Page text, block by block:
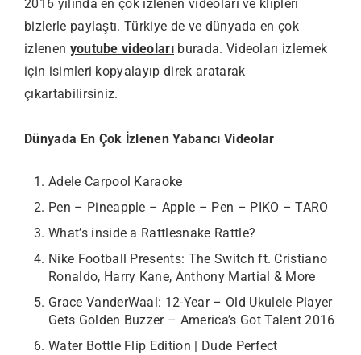
2016 yılında en çok izlenen videoları ve klipleri
bizlerle paylaştı. Türkiye de ve dünyada en çok
izlenen youtube videoları burada. Videoları izlemek
için isimleri kopyalayıp direk aratarak
çıkartabilirsiniz.
Dünyada En Çok İzlenen Yabancı Videolar
Adele Carpool Karaoke
Pen – Pineapple – Apple – Pen – PIKO – TARO
What’s inside a Rattlesnake Rattle?
Nike Football Presents: The Switch ft. Cristiano
Ronaldo, Harry Kane, Anthony Martial & More
Grace VanderWaal: 12-Year – Old Ukulele Player
Gets Golden Buzzer – America’s Got Talent 2016
Water Bottle Flip Edition | Dude Perfect